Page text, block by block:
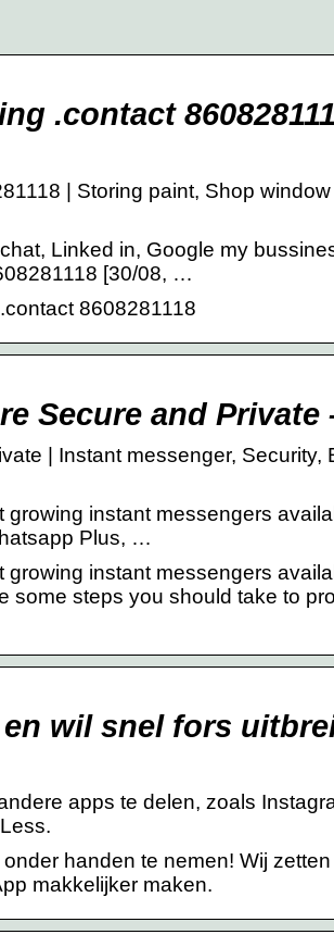
.contact
| Storing paint, Shop
Linked in, Google my
[30/08, …
8608281118
Secure and Private
| Instant messenger, Security,
instant messengers
Plus, …
instant messengers
some steps you should take to
wil snel fors
apps te delen, zoals
handen te nemen! Wij
makkelijker maken.